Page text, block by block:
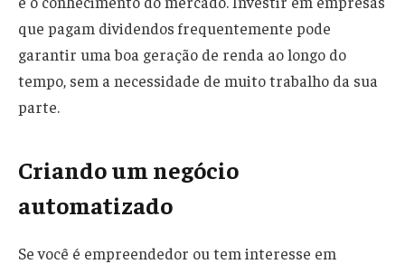
que pagam dividendos frequentemente pode
garantir uma boa geração de renda ao longo do
tempo, sem a necessidade de muito trabalho da sua
parte.
Criando um negócio
automatizado
Se você é empreendedor ou tem interesse em